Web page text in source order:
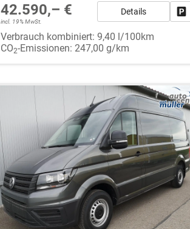
42.590,– €
incl. 19% MwSt.
Details
Verbrauch kombiniert: 9,40 l/100km
CO2-Emissionen: 247,00 g/km